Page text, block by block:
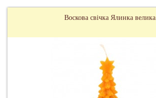
Воскова свічка Ялинка велика..